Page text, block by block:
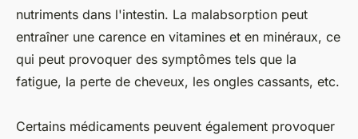
nutriments dans l'intestin. La malabsorption peut
entraîner une carence en vitamines et en minéraux, ce
qui peut provoquer des symptômes tels que la
fatigue, la perte de cheveux, les ongles cassants, etc.
Certains médicaments peuvent également provoquer